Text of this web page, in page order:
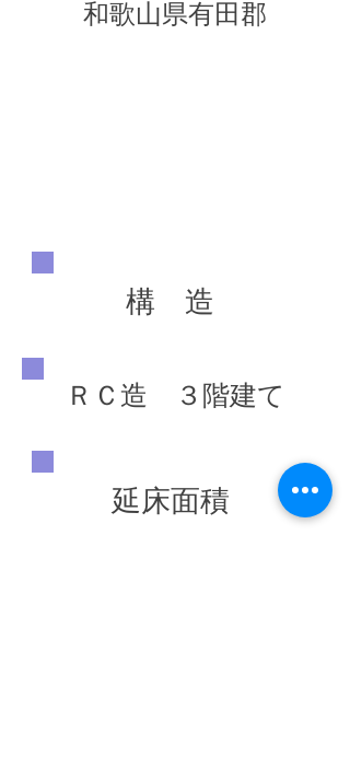
和歌山県有田郡
構 造
ＲＣ造 ３階建て
延床面積